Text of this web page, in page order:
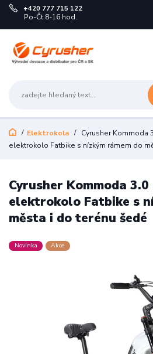
+420 777 715 122
Po-Čt 8-16 hod.
Elektrokola
Cyrusher Kommoda
elektrokolo Fatbike s nízkým rámem do
Cyrusher Kommoda
elektrokolo Fatbike s
města i do terénu šedé
Novinka Akce